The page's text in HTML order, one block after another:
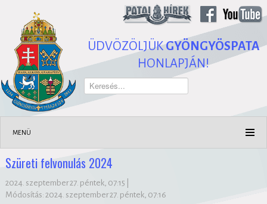
ÜDVÖZÖLJÜKGYÖNGYÖSPATA
HONLAPJÁN!
Keresés...
MENÜ
Szüreti felvonulás 2024
2024. szeptember 27. péntek, 07:15
Módosítás: 2024. szeptember 27. péntek, 07:16